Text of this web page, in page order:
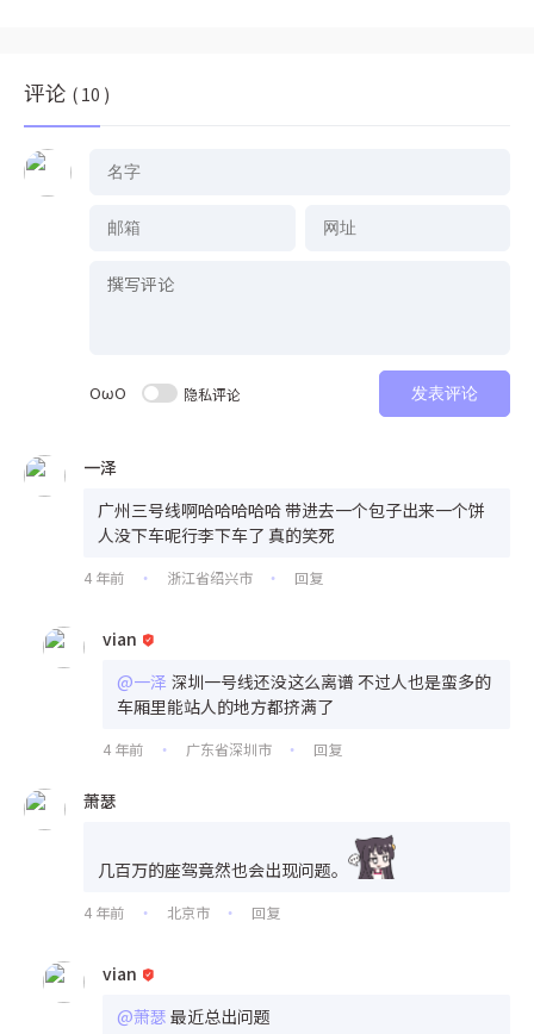
评论 ( 10 )
OωO 隐私评论 发表评论
一泽
广州三号线啊哈哈哈哈哈 带进去一个包子出来一个饼
人没下车呢行李下车了 真的笑死
4 年前 • 浙江省绍兴市 • 回复
vian
@一泽 深圳一号线还没这么离谱 不过人也是蛮多的
车厢里能站人的地方都挤满了
4 年前 • 广东省深圳市 • 回复
萧瑟
几百万的座驾竟然也会出现问题。
4 年前 • 北京市 • 回复
vian
@萧瑟 最近总出问题